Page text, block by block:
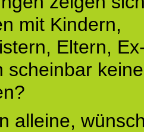
mit Kindern,
Eltern,
scheinbar keine
alleine,